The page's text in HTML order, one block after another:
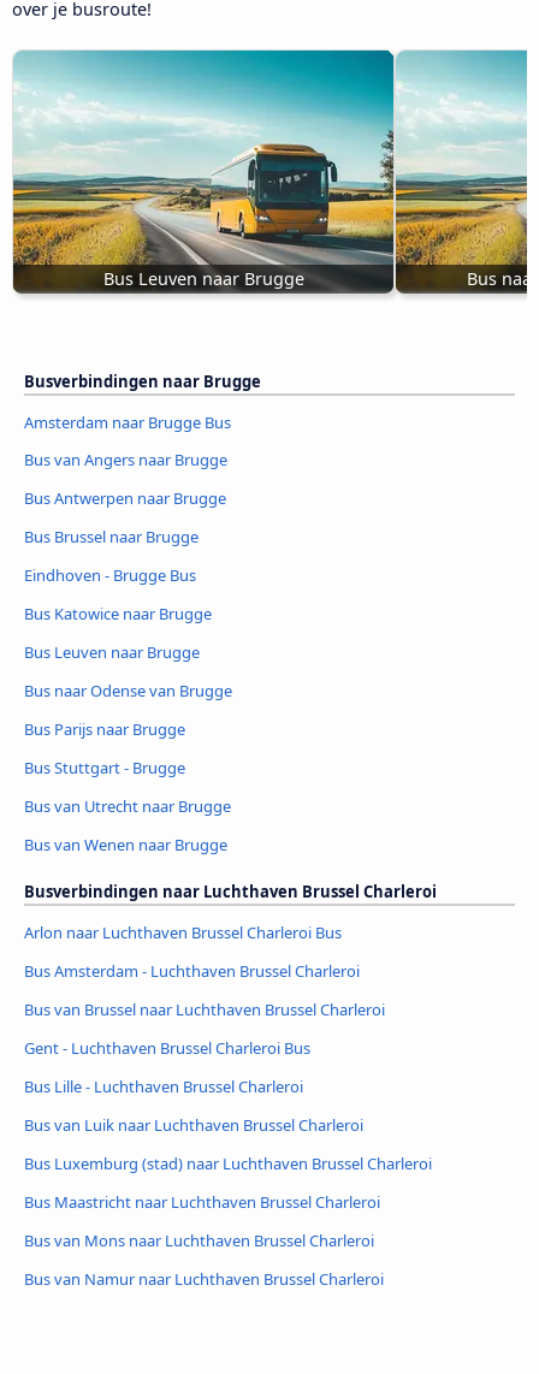
over je busroute!
Bus Leuven naar Brugge Bus
Busverbindingen naar Brugge
Amsterdam naar Brugge Bus
Bus van Angers naar Brugge
Bus Antwerpen naar Brugge
Bus Brussel naar Brugge
Eindhoven - Brugge Bus
Bus Katowice naar Brugge
Bus Leuven naar Brugge
Bus naar Odense van Brugge
Bus Parijs naar Brugge
Bus Stuttgart - Brugge
Bus van Utrecht naar Brugge
Bus van Wenen naar Brugge
Busverbindingen naar Luchthaven Brussel Charleroi
Arlon naar Luchthaven Brussel Charleroi Bus
Bus Amsterdam - Luchthaven Brussel Charleroi
Bus van Brussel naar Luchthaven Brussel Charleroi
Gent - Luchthaven Brussel Charleroi Bus
Bus Lille - Luchthaven Brussel Charleroi
Bus van Luik naar Luchthaven Brussel Charleroi
Bus Luxemburg (stad) naar Luchthaven Brussel Charleroi
Bus Maastricht naar Luchthaven Brussel Charleroi
Bus van Mons naar Luchthaven Brussel Charleroi
Bus van Namur naar Luchthaven Brussel Charleroi